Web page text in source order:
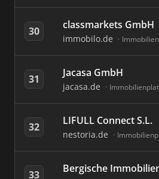
30 classmarkets GmbH
immobilo.de
31 Jacasa GmbH
jacasa.de
32 LIFULL Connect S.L.
nestoria.de
33 Bergische